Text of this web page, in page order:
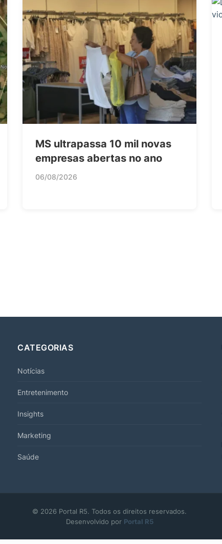
MS ultrapassa 10 mil novas
empresas abertas no ano
06/08/2026
CATEGORIAS
Notícias
Entretenimento
Insights
Marketing
Saúde
© 2026 Portal R5. Todos os direitos reservados.
Desenvolvido por Portal R5